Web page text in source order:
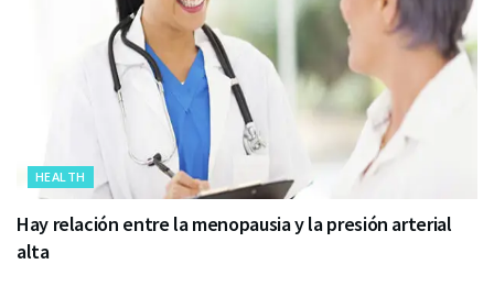
HEALTH
Hay relación entre la menopausia y la presión arterial
alta